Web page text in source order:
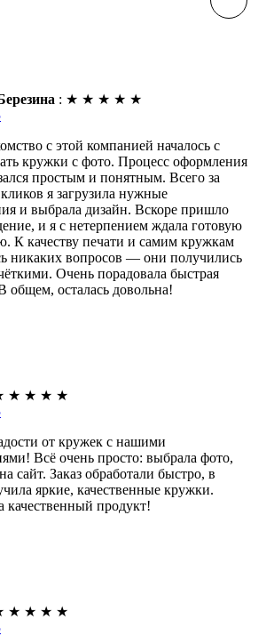
: ★ ★ ★ ★ ★
с этой компанией началось с
кружки с фото. Процесс оформления
простым и понятным. Всего за
я загрузила нужные
и выбрала дизайн. Вскоре пришло
и я с нетерпением ждала готовую
К качеству печати и самим кружкам
никаких вопросов — они получились
Очень порадовала быстрая
общем, осталась довольна!
★ ★ ★ ★
от кружек с нашими
Всё очень просто: выбрала фото,
сайт. Заказ обработали быстро, в
яркие, качественные кружки.
качественный продукт!
★ ★ ★ ★